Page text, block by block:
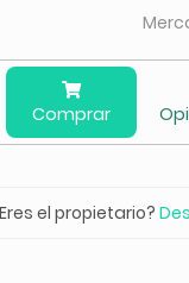
Comprar
el propietario?